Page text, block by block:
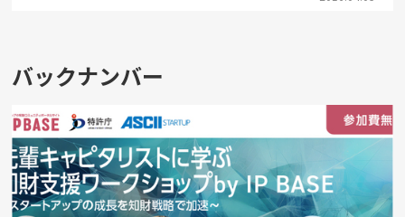
バックナンバー